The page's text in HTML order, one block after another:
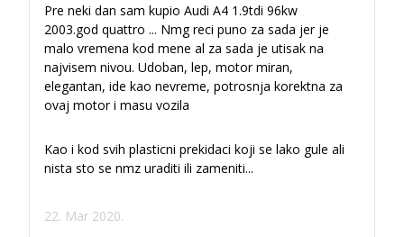
Pre neki dan sam kupio Audi A4 1.9tdi 96kw
2003.god quattro ... Nmg reci puno za sada jer je
malo vremena kod mene al za sada je utisak na
najvisem nivou. Udoban, lep, motor miran,
elegantan, ide kao nevreme, potrosnja korektna za
ovaj motor i masu vozila
Kao i kod svih plasticni prekidaci koji se lako gule ali
nista sto se nmz uraditi ili zameniti...
22. Mar 2020.